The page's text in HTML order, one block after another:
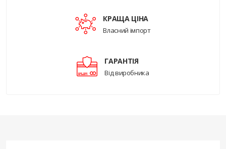
КРАЩА ЦІНА
Власний імпорт
ГАРАНТІЯ
Від виробника